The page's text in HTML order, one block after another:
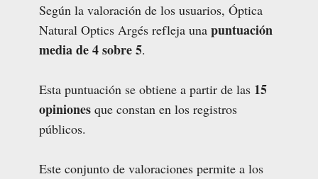
Según la valoración de los usuarios, Óptica
Natural Optics Argés refleja una puntuación
media de 4 sobre 5.
Esta puntuación se obtiene a partir de las 15
opiniones que constan en los registros
públicos.
Este conjunto de valoraciones permite a los